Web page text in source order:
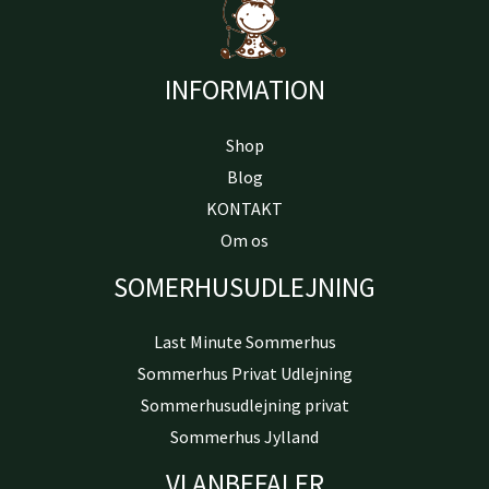
INFORMATION
Shop
Blog
KONTAKT
Om os
SOMERHUSUDLEJNING
Last Minute Sommerhus
Sommerhus Privat Udlejning
Sommerhusudlejning privat
Sommerhus Jylland